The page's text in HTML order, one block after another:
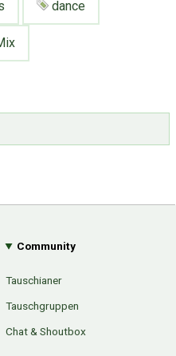
TwitterÜber Tauschbu↔de
dance
Community
Tauschianer
Tauschgruppen
Chat & Shoutbox